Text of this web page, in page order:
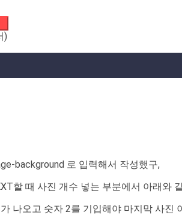
)
background 로 입력해서 작성했구,
할 때 사진 개수 넣는 부분에서 아래와
나오고 숫자 2를 기입해야 마지막 사진